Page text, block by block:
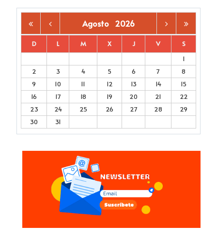
Agosto 2026
D L M X J V
S
1
2
3 4 5 6 7
8
9
10 11 12 13 14
15
16
17 18 19 20 21
22
23
24 25 26 27 28
29
30
31